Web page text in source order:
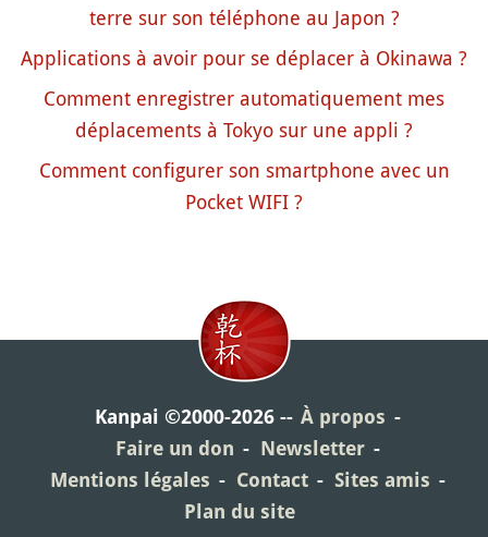
terre sur son téléphone au Japon ?
Applications à avoir pour se déplacer à Okinawa ?
Comment enregistrer automatiquement mes
déplacements à Tokyo sur une appli ?
Comment configurer son smartphone avec un
Pocket WIFI ?
Kanpai ©2000-2026
À propos
Faire un don
Newsletter
Mentions légales
Contact
Sites amis
Plan du site